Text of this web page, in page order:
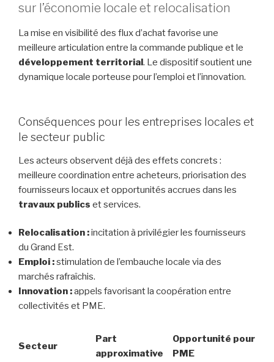
sur l’économie locale et relocalisation
La mise en visibilité des flux d’achat favorise une
meilleure articulation entre la commande publique et le
développement territorial. Le dispositif soutient une
dynamique locale porteuse pour l’emploi et l’innovation.
Conséquences pour les entreprises locales et
le secteur public
Les acteurs observent déjà des effets concrets :
meilleure coordination entre acheteurs, priorisation des
fournisseurs locaux et opportunités accrues dans les
travaux publics et services.
Relocalisation :incitation à privilégier les fournisseurs
du Grand Est.
Emploi :stimulation de l’embauche locale via des
marchés rafraîchis.
Innovation :appels favorisant la coopération entre
collectivités et PME.
Secteur
Part
approximative
Opportunité pour
PME